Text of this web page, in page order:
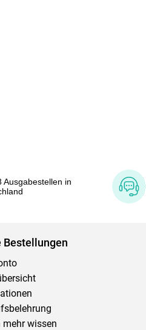
Ausgabestellen in
Bestellungen
mehr wissen